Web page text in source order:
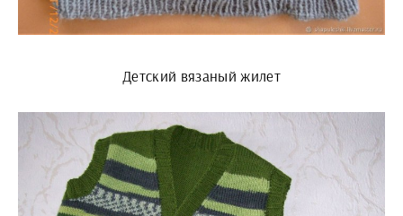
Детский вязаный жилет